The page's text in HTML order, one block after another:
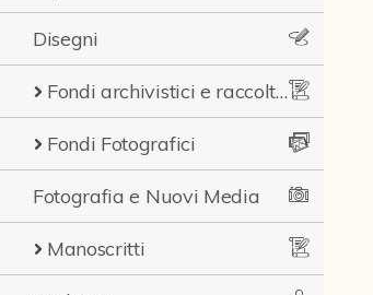
Disegni
Fondi archivistici e raccolte documentarie
Fondi Fotografici
Fotografia e Nuovi Media
Manoscritti